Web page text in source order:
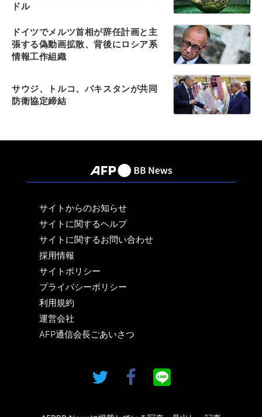
ドル
ドイツでメルツ首相が辞任計画と主
張する偽動画拡散、背後にロシア系
情報工作組織
サウジ、トルコ、パキスタンが共同
防衛協定締結
サイトからのお知らせ
サイトに関するヘルプ
サイトに関するお問い合わせ
採用情報
サイトポリシー
プライバシーポリシー
利用規約
運営会社
AFP通信会長ごあいさつ